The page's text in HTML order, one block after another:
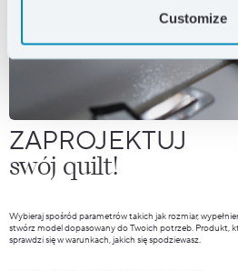
Customize
ZAPROJEKTUJ
swój quilt!
Wybieraj spośród parametrów takich jak rozmiar,
stwórz model dopasowany do Twoich potrzeb. Produkt,
sprawdzi się w warunkach, jakich się spodziewasz.